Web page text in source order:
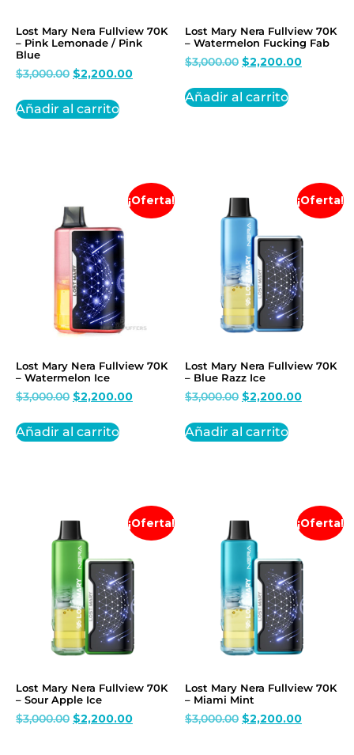
Lost Mary Nera Fullview 70K
– Pink Lemonade / Pink
Blue
$3,000.00 $2,200.00
Añadir al carrito
Lost Mary Nera Fullview 70K
– Watermelon Fucking Fab
$3,000.00 $2,200.00
Añadir al carrito
¡Oferta!
Lost Mary Nera Fullview 70K
– Watermelon Ice
$3,000.00 $2,200.00
Añadir al carrito
¡Oferta!
Lost Mary Nera Fullview 70K
– Blue Razz Ice
$3,000.00 $2,200.00
Añadir al carrito
¡Oferta!
Lost Mary Nera Fullview 70K
– Sour Apple Ice
$3,000.00 $2,200.00
¡Oferta!
Lost Mary Nera Fullview 70K
– Miami Mint
$3,000.00 $2,200.00